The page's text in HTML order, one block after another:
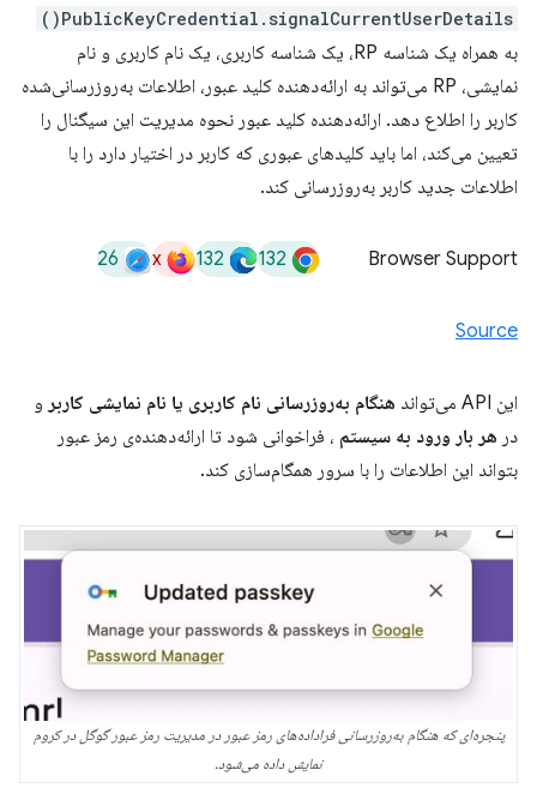
PublicKeyCredential.signalCurrentUserDetails()
به همراه یک شناسه RP، یک شناسه کاربری، یک نام کاربری و نام
نمایشی، RP می‌تواند به ارائه‌دهنده کلید عبور، اطلاعات به‌روزرسانی‌شده
کاربر را اطلاع دهد. ارائه‌دهنده کلید عبور نحوه مدیریت این سیگنال را
تعیین می‌کند، اما باید کلیدهای عبوری که کاربر در اختیار دارد را با
اطلاعات جدید کاربر به‌روزرسانی کند.
Browser Support
132
132
x
26
Source
این API می‌تواند هنگام به‌روزرسانی نام کاربری یا نام نمایشی کاربر و
در هر بار ورود به سیستم ، فراخوانی شود تا ارائه‌دهنده‌ی رمز عبور
بتواند این اطلاعات را با سرور همگام‌سازی کند.
پنجره‌ای که هنگام به‌روزرسانی فراداده‌های رمز عبور در مدیریت رمز عبور گوگل در کروم
نمایش داده می‌شود.